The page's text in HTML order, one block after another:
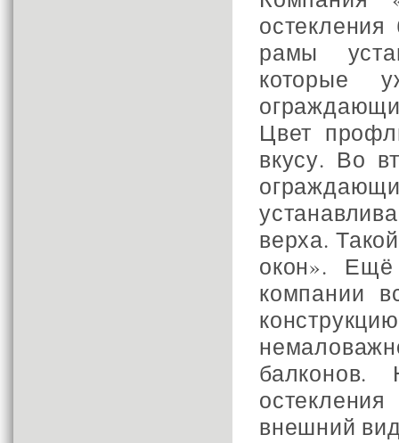
рамы
которые
Цвет
вкусу. Во
верха.
окон». Ещё
компании
внешний